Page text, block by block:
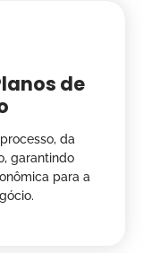
de
da
garantindo
para a